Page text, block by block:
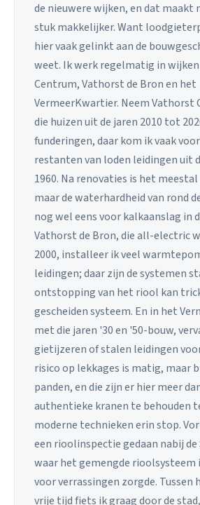
de nieuwere wijken, en dat maakt
stuk makkelijker. Want
hier vaak gelinkt aan de
weet. Ik werk regelmatig in
Centrum, Vathorst de Bron en het
VermeerKwartier. Neem Vathorst
die huizen uit de jaren 2010 tot
funderingen, daar kom ik vaak
restanten van loden leidingen uit
1960. Na renovaties is het meestal
maar de waterhardheid van rond
nog wel eens voor kalkaanslag in
Vathorst de Bron, die all-electric
2000, installeer ik veel
leidingen; daar zijn de systemen
ontstopping van het riool kan
gescheiden systeem. En in het
met die jaren '30 en '50-bouw,
gietijzeren of stalen leidingen voor
risico op lekkages is matig, maar
panden, en die zijn er hier meer
authentieke kranen te behouden
moderne technieken erin stop.
een rioolinspectie gedaan nabij
waar het gemengde rioolsysteem
voor verrassingen zorgde. Tussen
vrije tijd fiets ik graag door de